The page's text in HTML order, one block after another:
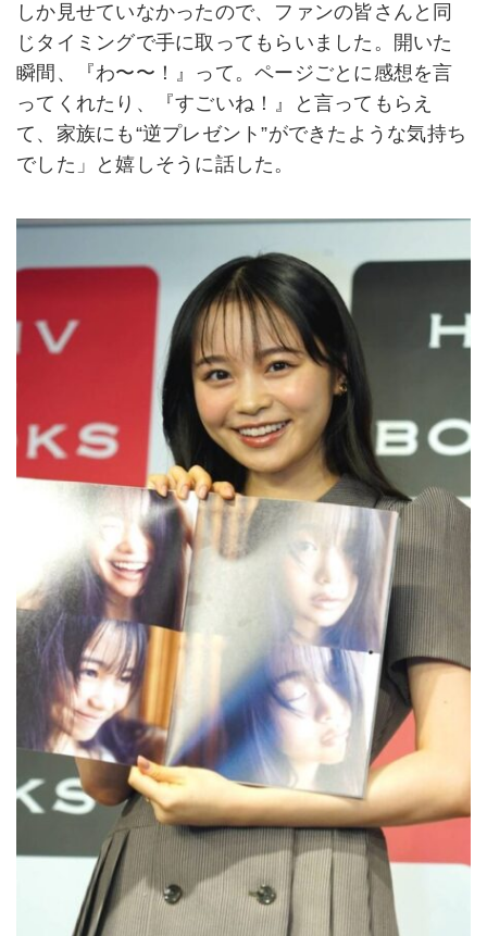
しか見せていなかったので、ファンの皆さんと同
じタイミングで手に取ってもらいました。開いた
瞬間、『わ〜〜！』って。ページごとに感想を言
ってくれたり、『すごいね！』と言ってもらえ
て、家族にも“逆プレゼント”ができたような気持ち
でした」と嬉しそうに話した。